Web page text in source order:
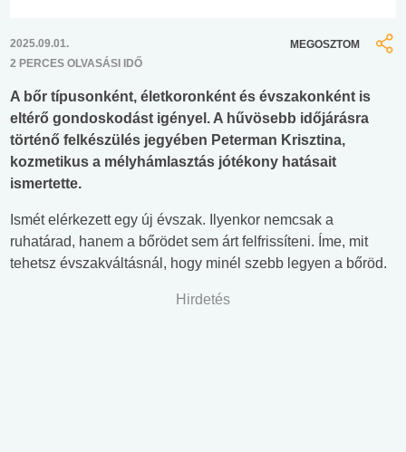
2025.09.01.
2 PERCES OLVASÁSI IDŐ
MEGOSZTOM
A bőr típusonként, életkoronként és évszakonként is
eltérő gondoskodást igényel. A hűvösebb időjárásra
történő felkészülés jegyében Peterman Krisztina,
kozmetikus a mélyhámlasztás jótékony hatásait
ismertette.
Ismét elérkezett egy új évszak. Ilyenkor nemcsak a
ruhatárad, hanem a bőrödet sem árt felfrissíteni. Íme, mit
tehetsz évszakváltásnál, hogy minél szebb legyen a bőröd.
Hirdetés